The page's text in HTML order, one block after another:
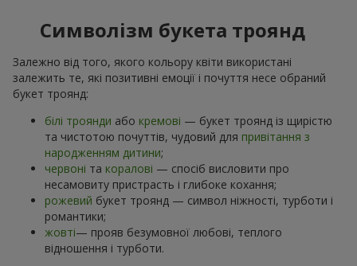
Символізм букета троянд
Залежно від того, якого кольору квіти використані
залежить те, які позитивні емоції і почуття несе обраний
букет троянд:
білі троянди або кремові — букет троянд із щирістю
та чистотою почуттів, чудовий для привітання з
народженням дитини;
червоні та коралові — спосіб висловити про
несамовиту пристрасть і глибоке кохання;
рожевий букет троянд — символ ніжності, турботи і
романтики;
жовті— прояв безумовної любові, теплого
відношення і турботи.